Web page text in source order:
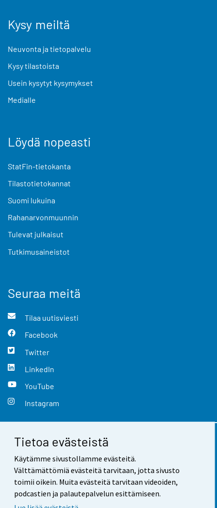
Tietoa evästeistä
Käytämme sivustollamme evästeitä.
Välttämättömiä evästeitä tarvitaan, jotta sivusto
toimii oikein. Muita evästeitä tarvitaan videoiden,
podcastien ja palautepalvelun esittämiseen.
Kysy meiltä
Neuvonta ja tietopalvelu
Kysy tilastoista
Usein kysytyt kysymykset
Medialle
Löydä nopeasti
StatFin-tietokanta
Tilastotietokannat
Suomi lukuina
Rahanarvonmuunnin
Tulevat julkaisut
Tutkimusaineistot
Seuraa meitä
Tilaa uutisviesti
Facebook
Twitter
LinkedIn
YouTube
Instagram
Yhteystiedot
Palaute
Käyttöehdot